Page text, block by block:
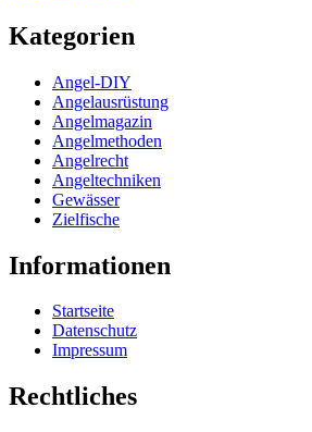
Kategorien
Angel-DIY
Angelausrüstung
Angelmagazin
Angelmethoden
Angelrecht
Angeltechniken
Gewässer
Zielfische
Informationen
Startseite
Datenschutz
Impressum
Rechtliches